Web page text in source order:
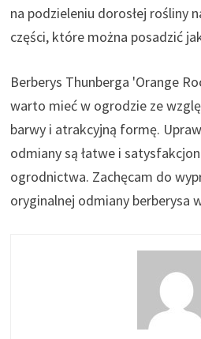
na podzieleniu dorosłej rośliny
części, które można posadzić
Berberys Thunberga 'Orange
warto mieć w ogrodzie ze
barwy i atrakcyjną formę.
odmiany są łatwe i
ogrodnictwa. Zachęcam do
oryginalnej odmiany berberysa